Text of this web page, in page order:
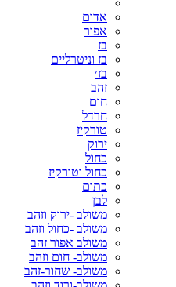
אדום
אפור
בז
בז וניטרליים
בז׳
זהב
חום
חרדל
טורקיז
ירוק
כחול
כחול וטורקיז
כתום
לבן
משולב -ירוק וזהב
משולב -כחול וזהב
משולב אפור זהב
משולב- חום וזהב
משולב- שחור-זהב